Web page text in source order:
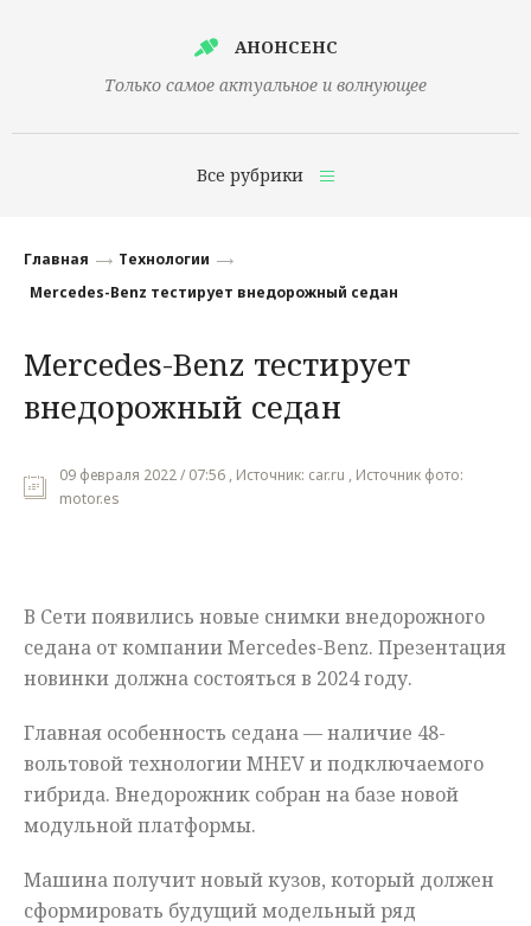
АНОНСЕНС
Только самое актуальное и волнующее
Все рубрики
Финансы
Наука
Культура
Общество
Происшествия
Главная
Технологии
Mercedes-Benz тестирует внедорожный седан
Mercedes-Benz тестирует
внедорожный седан
09 февраля 2022 / 07:56 , Источник: car.ru , Источник фото:
motor.es
В Сети появились новые снимки внедорожного
седана от компании Mercedes-Benz. Презентация
новинки должна состояться в 2024 году.
Главная особенность седана — наличие 48-
вольтовой технологии MHEV и подключаемого
гибрида. Внедорожник собран на базе новой
модульной платформы.
Машина получит новый кузов, который должен
сформировать будущий модельный ряд